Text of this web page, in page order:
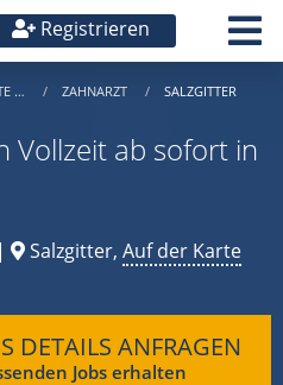
Registrieren
… ZAHNARZT SALZGITTER
Vollzeit ab sofort in
Salzgitter, Auf der Karte
DETAILS ANFRAGEN
Jobs erhalten